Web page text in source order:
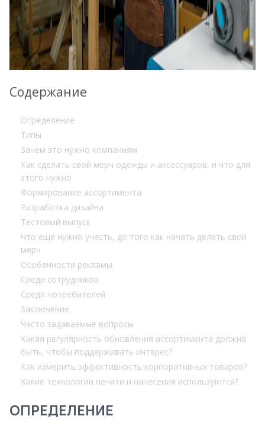
Содержание
Определение
Типы
Зачем это нужно компаниям
Как сделать свой мерч одежды и аксессуаров, и что для
этого нужно
Формирование ассортимента
Разработка дизайна
Тестовый выпуск
Что еще нужно учесть, до того как начать делать свой
мерч
Особенности рекламы
Среди сотрудников
Среди потребителей
Заключение
Часто задаваемые вопросы
Какая регулярность обновления ассортимента должна
быть, чтобы поддерживать интерес?
Как измерить эффективность корпоративных товаров?
Какие технологии печати и нанесения используются?
ОПРЕДЕЛЕНИЕ